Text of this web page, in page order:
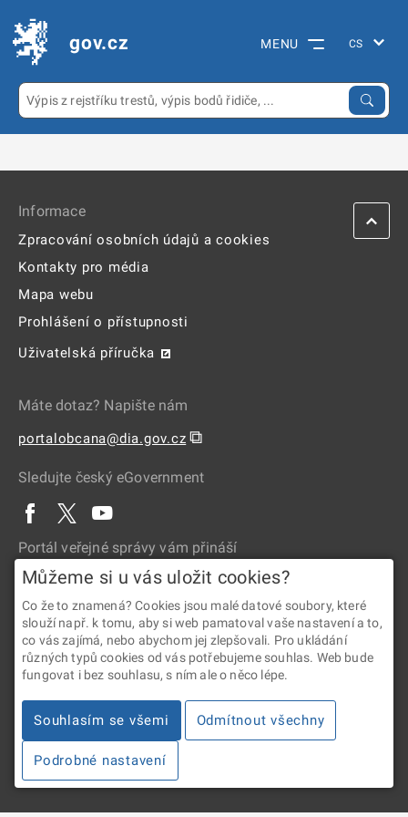
gov.cz MENU
Informace
Zpracování osobních údajů a cookies
Kontakty pro média
Mapa webu
Prohlášení o přístupnosti
Uživatelská příručka
Máte dotaz? Napište nám
portalobcana@dia.gov.cz ⧉
Sledujte český eGovernment
Portál veřejné správy vám přináší
2026 © Digitální a informační agentura • Informace jsou poskytovány
v souladu se zákonem č. 106/1999 Sb., o svobodném přístupu
Verze 4.2.288
Můžeme si u vás uložit cookies?
Co že to znamená? Cookies jsou malé datové soubory, které
slouží např. k tomu, aby si web pamatoval vaše nastavení a to,
co vás zajímá, nebo abychom jej zlepšovali. Pro ukládání
různých typů cookies od vás potřebujeme souhlas. Web bude
fungovat i bez souhlasu, s ním ale o něco lépe.
Souhlasím se všemi Odmítnout všechny
Podrobné nastavení